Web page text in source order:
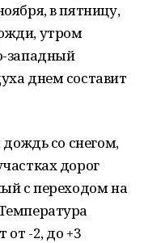
в пятницу,
утром
западный
днем составит
со снегом,
дорог
с переходом на
от -2, до +3